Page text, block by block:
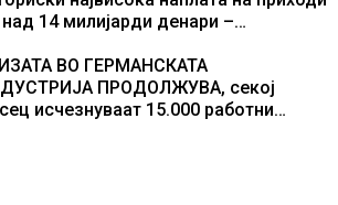
14 милијарди денари –
ВО ГЕРМАНСКАТА
ПРОДОЛЖУВА, секој
исчезнуваат 15.000 работни